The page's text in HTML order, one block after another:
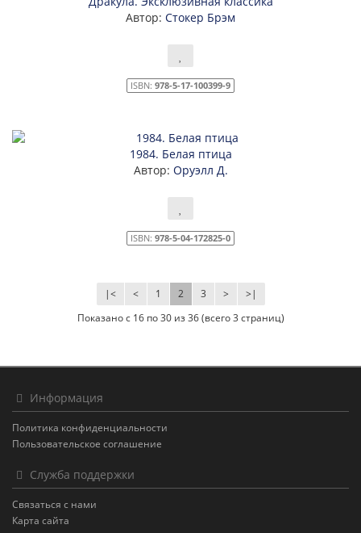
Автор: Стокер Брэм
ISBN: 978-5-17-100399-9
1984. Белая птица
Автор: Оруэлл Д.
ISBN: 978-5-04-172825-0
|< < 1 2 3 > >|
Показано с 16 по 30 из 36 (всего 3 страниц)
Информация
Политика конфиденциальности
Пользовательское соглашение
Служба поддержки
Связаться с нами
Карта сайта